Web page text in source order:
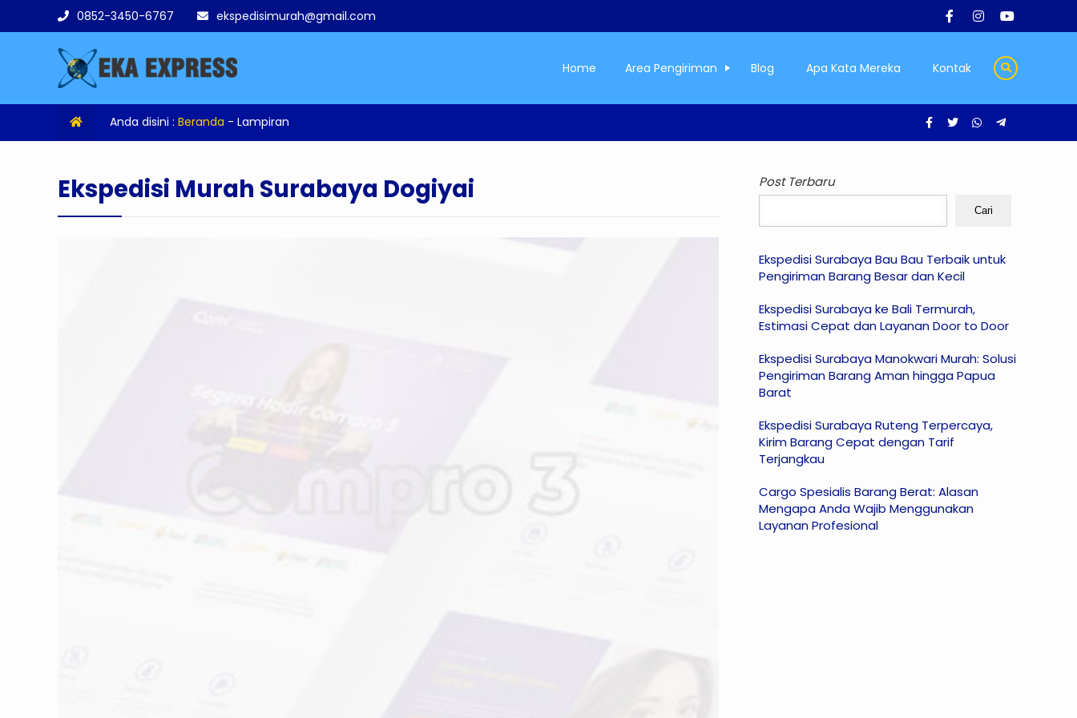
0852-3450-6767 ekspedisimurah@gmail.com
Home Area Pengiriman Blog Apa Kata Mereka Kontak
Anda disini : Beranda - Lampiran
Ekspedisi Murah Surabaya Dogiyai Post Terbaru
Cari
Ekspedisi Surabaya Bau Bau Terbaik untuk
Pengiriman Barang Besar dan Kecil
Ekspedisi Surabaya ke Bali Termurah,
Estimasi Cepat dan Layanan Door to Door
Ekspedisi Surabaya Manokwari Murah: Solusi
Pengiriman Barang Aman hingga Papua
Barat
Ekspedisi Surabaya Ruteng Terpercaya,
Kirim Barang Cepat dengan Tarif
Terjangkau
Cargo Spesialis Barang Berat: Alasan
Mengapa Anda Wajib Menggunakan
Layanan Profesional